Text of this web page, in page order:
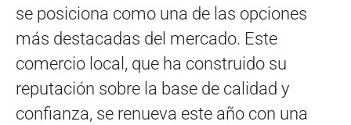
se posiciona como una de las opciones
más destacadas del mercado. Este
comercio local, que ha construido su
reputación sobre la base de calidad y
confianza, se renueva este año con una